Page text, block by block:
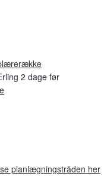
2 dage før
planlægningstråden her